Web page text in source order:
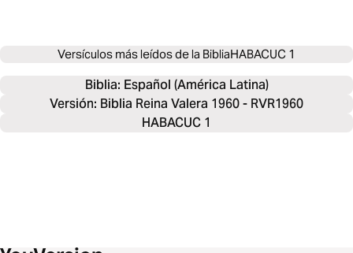
Versículos más leídos de la BibliaHABACUC 1
Biblia: Español (América Latina)
Versión: Biblia Reina Valera 1960 - RVR1960
HABACUC 1